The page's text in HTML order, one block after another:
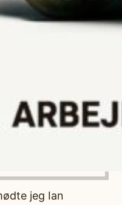
jeg Ian